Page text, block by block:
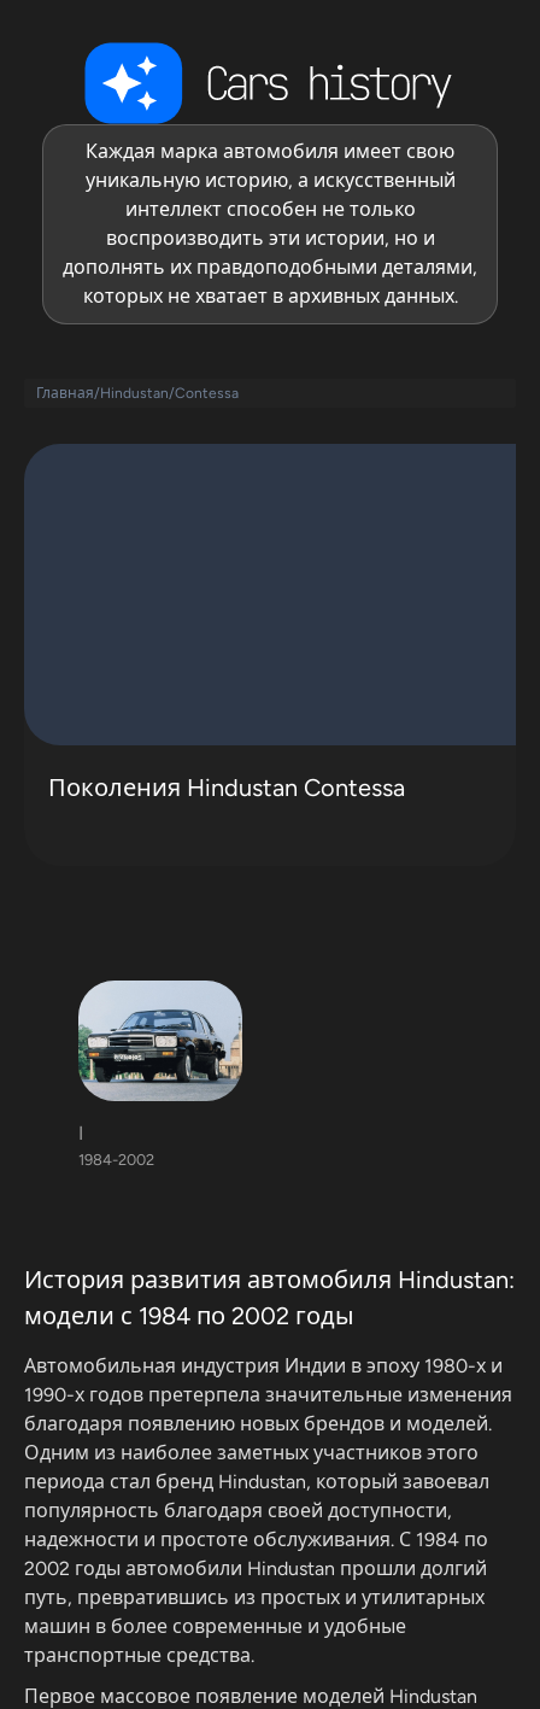
Каждая марка автомобиля имеет свою
уникальную историю, а искусственный
интеллект способен не только
воспроизводить эти истории, но и
дополнять их правдоподобными деталями,
которых не хватает в архивных данных.
Главная/Hindustan/Contessa
Поколения Hindustan Contessa
I
1984-2002
История развития автомобиля Hindustan:
модели с 1984 по 2002 годы
Автомобильная индустрия Индии в эпоху 1980-х и
1990-х годов претерпела значительные изменения
благодаря появлению новых брендов и моделей.
Одним из наиболее заметных участников этого
периода стал бренд Hindustan, который завоевал
популярность благодаря своей доступности,
надежности и простоте обслуживания. С 1984 по
2002 годы автомобили Hindustan прошли долгий
путь, превратившись из простых и утилитарных
машин в более современные и удобные
транспортные средства.
Первое массовое появление моделей Hindustan